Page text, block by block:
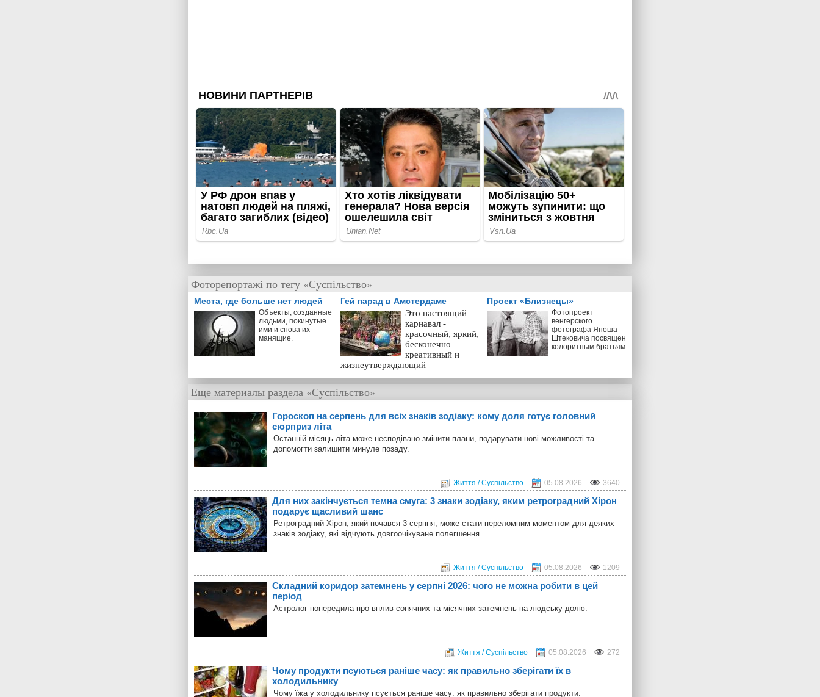
Фоторепортажі по тегу «Суспільство»
Места, где больше нет людей
Объекты, созданные
людьми, покинутые
ими и снова их
манящие.
Гей парад в Амстердаме
Это настоящий
карнавал -
красочный, яркий,
бесконечно
креативный и
жизнеутверждающий
Проект «Близнецы»
Фотопроект
венгерского
фотографа Яноша
Штековича посвящен
колоритным братьям
Еще материалы раздела «Суспільство»
Гороскоп на серпень для всіх знаків зодіаку: кому доля готує головний
сюрприз літа
Останній місяць літа може несподівано змінити плани, подарувати нові можливості та
допомогти залишити минуле позаду.
Життя / Суспільство 05.08.2026 3640
Для них закінчується темна смуга: 3 знаки зодіаку, яким ретроградний Хірон
подарує щасливий шанс
Ретроградний Хірон, який почався 3 серпня, може стати переломним моментом для деяких
знаків зодіаку, які відчують довгоочікуване полегшення.
Життя / Суспільство 05.08.2026 1209
Складний коридор затемнень у серпні 2026: чого не можна робити в цей
період
Астролог попередила про вплив сонячних та місячних затемнень на людську долю.
Життя / Суспільство 05.08.2026 272
Чому продукти псуються раніше часу: як правильно зберігати їх в
холодильнику
Чому їжа у холодильнику псується раніше часу: як правильно зберігати продукти.